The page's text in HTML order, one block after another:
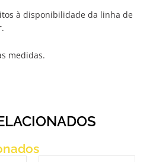
à disponibilidade da linha de
medidas.